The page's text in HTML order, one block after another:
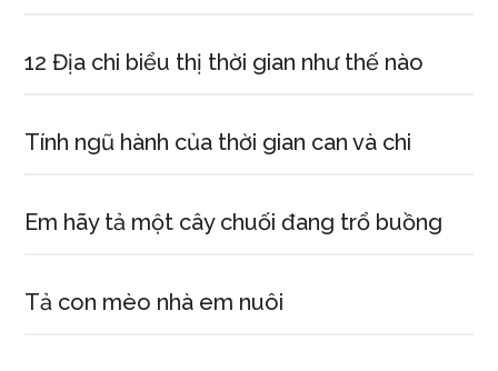
12 Địa chi biểu thị thời gian như thế nào
Tính ngũ hành của thời gian can và chi
Em hãy tả một cây chuối đang trổ buồng
Tả con mèo nhà em nuôi